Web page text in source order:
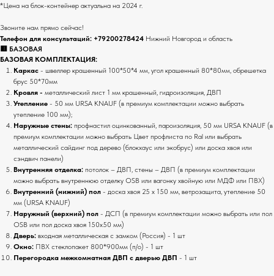
*Цена на блок-контейнер актуальна на 2024 г.
Звоните нам прямо сейчас!
Телефон для консультаций: +79200278424 Нижний Новгород и область
🟥 БАЗОВАЯ
БАЗОВАЯ КОМПЛЕКТАЦИЯ:
Каркас - швеллер крашенный 100*50*4 мм, угол крашенный 80*80мм, обрешетка
брус 50*70мм
Кровля - металлический лист 1 мм крашенный, гидроизоляция, ДВП
Утепление - 50 мм URSA KNAUF (в премиум комплектации можно выбрать
утепление 100 мм);
Наружные стены: профнастил оцинкованный, пароизоляция, 50 мм URSA KNAUF (в
премиум комплектации можно выбрать Цвет профлиста по Ral или выбрать
металлический сайдинг под дерево (блокхаус или экобрус) или доска хвоя или
сэндвич панели)
Внутренняя отделка: потолок – ДВП, стены – ДВП (в премиум комплектации
можно выбрать внутреннюю отделку OSB или вагонку хвойную или МДФ или ПВХ)
Внутренний (нижний) пол - доска хвоя 25 х 150 мм, ветрозащита, утепление 50
мм (URSA KNAUF)
Наружный (верхний) пол - ДСП (в премиум комплектации можно выбрать или пол
OSB или пол доска хвоя 150х50 мм)
Дверь: входная металлическая с замком (Россия) - 1 шт
Окно: ПВХ стеклопакет 800*900мм (п/о) - 1 шт
Перегородка межкомнатная ДВП с дверью ДВП - 1 шт